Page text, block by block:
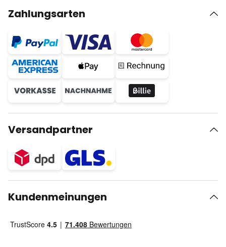
Zahlungsarten
Versandpartner
Kundenmeinungen